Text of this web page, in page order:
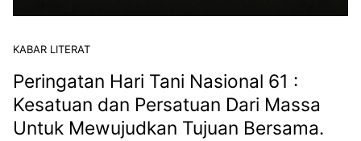
KABAR LITERAT
Peringatan Hari Tani Nasional 61 :
Kesatuan dan Persatuan Dari Massa
Untuk Mewujudkan Tujuan Bersama.